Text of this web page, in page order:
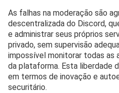
As falhas na moderação são
descentralizada do Discord,
e administrar seus próprios
privado, sem supervisão
impossível monitorar todas as
da plataforma. Esta liberdade
em termos de inovação e
securitário.